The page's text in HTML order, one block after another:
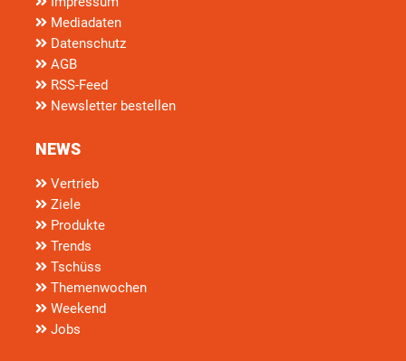
Mediadaten
Datenschutz
AGB
RSS-Feed
Newsletter bestellen
NEWS
Vertrieb
Ziele
Produkte
Trends
Tschüss
Themenwochen
Weekend
Jobs